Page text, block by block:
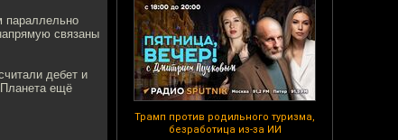
Трамп против родильного туризма,
безработица из-за ИИ
параллельно
связаны
дебет и
ещё